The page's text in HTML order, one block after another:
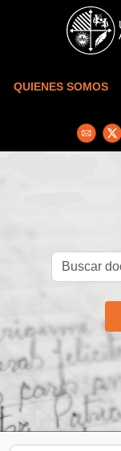
Skip to main content
QUIENES SOMOS